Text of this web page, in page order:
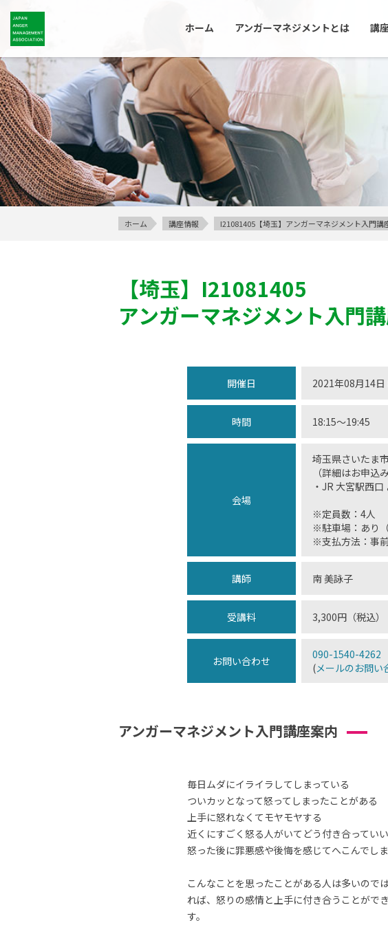
ホーム アンガーマネジメントとは 講
ホーム 講座情報 I21081405【埼玉】アンガーマネジメント入門講
【埼玉】 I21081405
アンガーマネジメント入門
開催日 2021年08月14日
時間 18:15〜19:45
会場
埼玉県さいたま
（詳細はお申込
・JR 大宮駅西
※定員数：4人
※駐車場：あり（
※支払方法：事
講師 南 美詠子
受講料 3,300円（税込）
お問い合わせ
090-1540-4262
(メールのお問い
アンガーマネジメント入門講座案内
毎日ムダにイライラしてしまっている
ついカッとなって怒ってしまったことがある
上手に怒れなくてモヤモヤする
近くにすごく怒る人がいてどう付き合ってい
怒った後に罪悪感や後悔を感じてへこんでし
こんなことを思ったことがある人は多いので
れば、怒りの感情と上手に付き合うことがで
す。